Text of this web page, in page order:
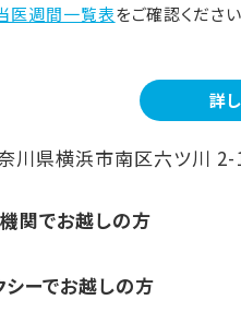
医週間一覧表をご確認ください
詳
川県横浜市南区六ツ川
関でお越しの方
シーでお越しの方